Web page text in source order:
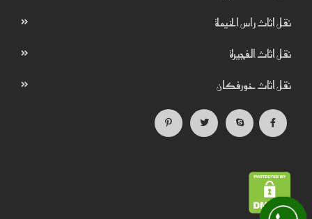
نقل اثاث راس الخيمة
نقل اثاث الفجيرة
نقل اثاث خورفكان